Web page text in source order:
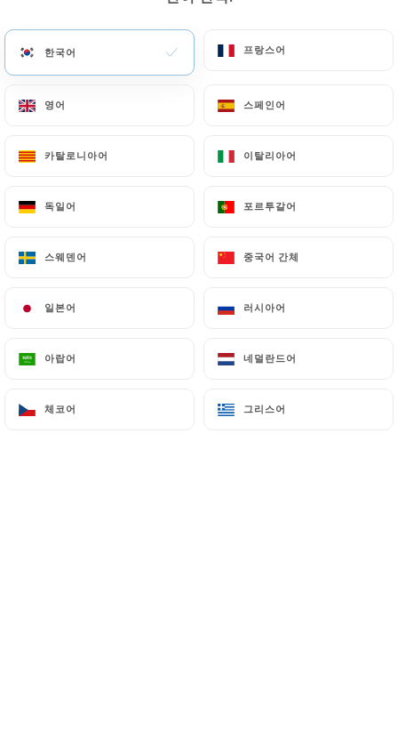
메뉴
한국어 프랑스어
영어 스페인어
카탈로니아어 이탈리아어
독일어 포르투갈어
스웨덴어 중국어 간체
일본어 러시아어
아랍어 네덜란드어
체코어 그리스어
홈 연락처
연락처
Le comptoir rugby Bar
354B Rue de Vaugirard
한국어 프랑스어
영어 스페인어
카탈로니아어 이탈리아어
독일어 포르투갈어
스웨덴어 중국어 간체
일본어 러시아어
아랍어 네덜란드어
체코어 그리스어